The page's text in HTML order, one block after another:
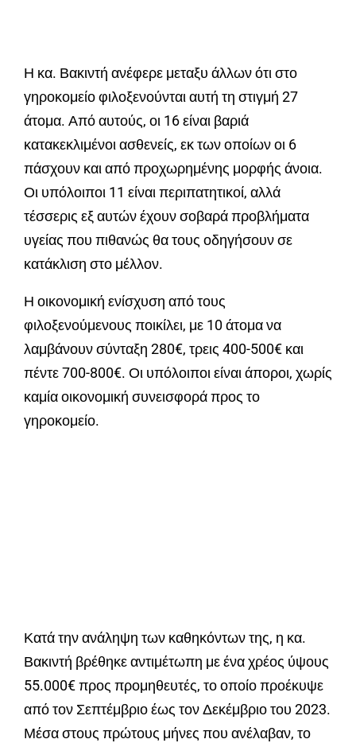
Η κα. Βακιντή ανέφερε μεταξυ άλλων ότι στο
γηροκομείο φιλοξενούνται αυτή τη στιγμή 27
άτομα. Από αυτούς, οι 16 είναι βαριά
κατακεκλιμένοι ασθενείς, εκ των οποίων οι 6
πάσχουν και από προχωρημένης μορφής άνοια.
Οι υπόλοιποι 11 είναι περιπατητικοί, αλλά
τέσσερις εξ αυτών έχουν σοβαρά προβλήματα
υγείας που πιθανώς θα τους οδηγήσουν σε
κατάκλιση στο μέλλον.
Η οικονομική ενίσχυση από τους
φιλοξενούμενους ποικίλει, με 10 άτομα να
λαμβάνουν σύνταξη 280€, τρεις 400-500€ και
πέντε 700-800€. Οι υπόλοιποι είναι άποροι, χωρίς
καμία οικονομική συνεισφορά προς το
γηροκομείο.
Κατά την ανάληψη των καθηκόντων της, η κα.
Βακιντή βρέθηκε αντιμέτωπη με ένα χρέος ύψους
55.000€ προς προμηθευτές, το οποίο προέκυψε
από τον Σεπτέμβριο έως τον Δεκέμβριο του 2023.
Μέσα στους πρώτους μήνες που ανέλαβαν, το